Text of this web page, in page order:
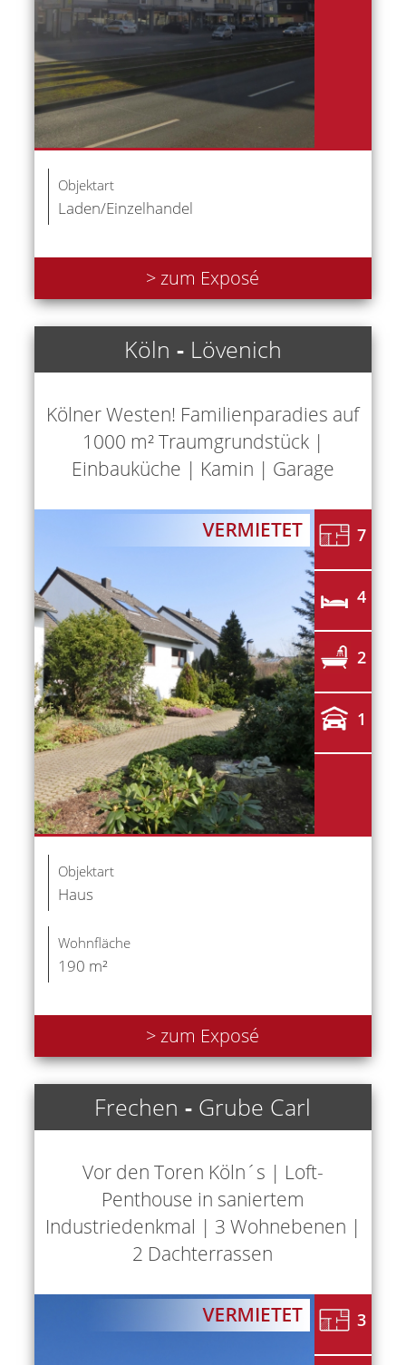
Objektart
Laden/Einzelhandel
> zum Exposé
Köln - Lövenich
Kölner Westen! Familienparadies auf
1000 m² Traumgrundstück |
Einbauküche | Kamin | Garage
7
4
2
1
Objektart
Haus
Wohnfläche
190 m²
> zum Exposé
Frechen - Grube Carl
Vor den Toren Köln´s | Loft-
Penthouse in saniertem
Industriedenkmal | 3 Wohnebenen |
2 Dachterrassen
3